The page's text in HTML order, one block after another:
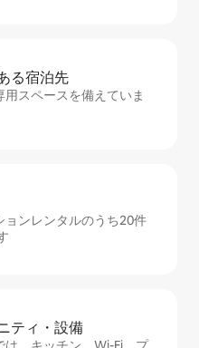
る宿⁠泊⁠先
スペースを備えていま
ョンレンタルのうち20件
テ⁠ィ・設⁠備